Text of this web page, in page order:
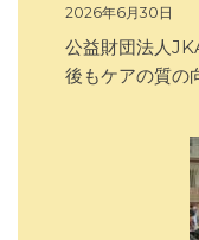
2026年6月30日
公益財団法人
後もケアの質の